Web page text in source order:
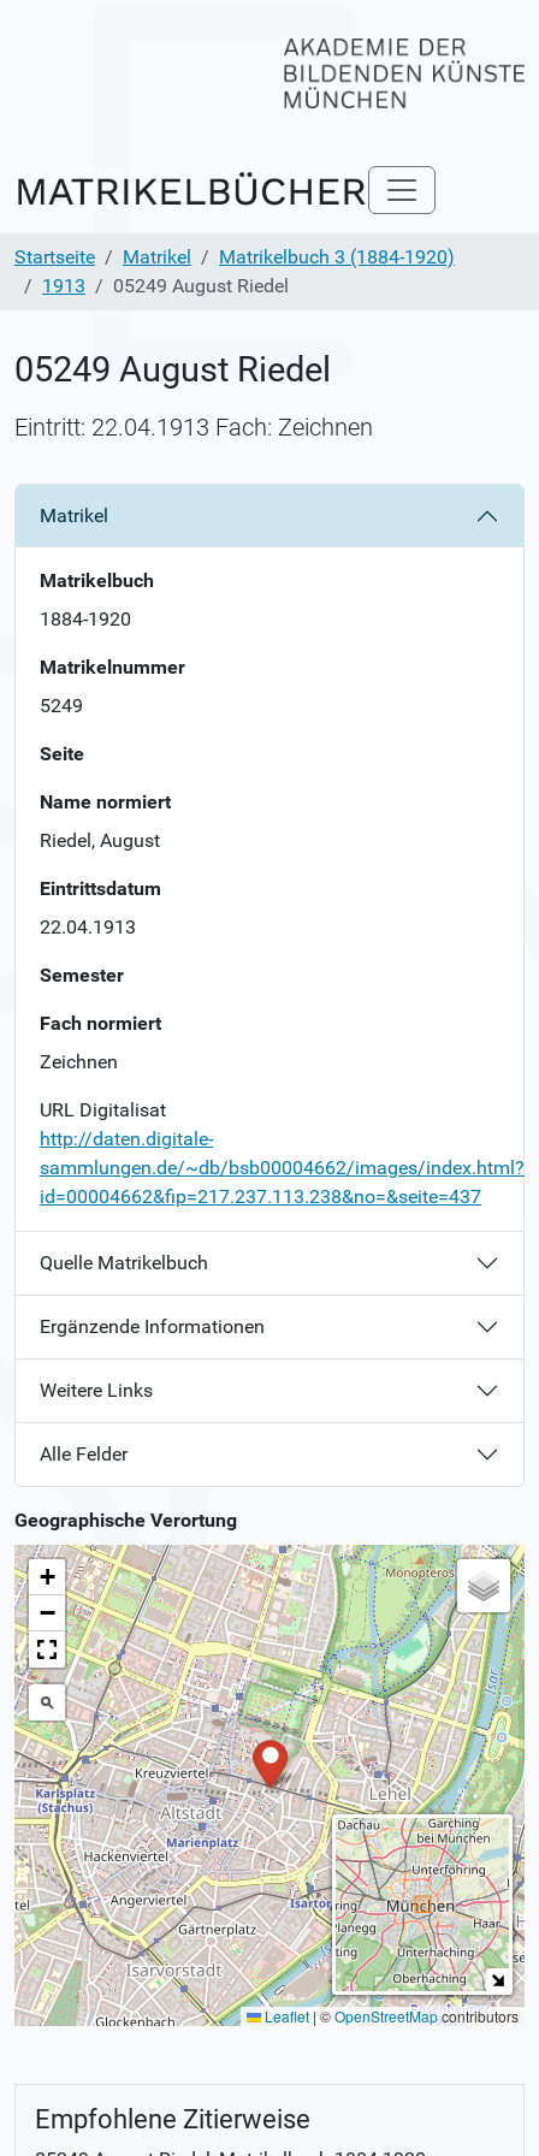
Startseite Matrikel
Matrikelbuch 3 (1884-1920)
1913
05249 August Riedel
05249 August Riedel
Eintritt: 22.04.1913 Fach: Zeichnen
Matrikel
Matrikelbuch
1884-1920
Matrikelnummer
5249
Seite
Name normiert
Riedel, August
Eintrittsdatum
22.04.1913
Semester
Fach normiert
Zeichnen
URL Digitalisat
http://daten.digitale-
sammlungen.de/~db/bsb00004662/images/index.html?
id=00004662&fip=217.237.113.238&no=&seite=437
Quelle Matrikelbuch
Ergänzende Informationen
Weitere Links
Alle Felder
Geographische Verortung
+
−
Leaflet|©OpenStreetMapcontributors
Empfohlene Zitierweise